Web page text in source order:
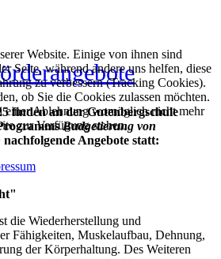
finden an der Gutenbergschule
Budgetierung von
nachfolgende Angebote statt:
die Wiederherstellung und
Fähigkeiten, Muskelaufbau, Dehnung,
der Körperhaltung. Des Weiteren
Website. Einige von ihnen sind
Seite, während andere uns helfen, diese
zu verbessern (Tracking Cookies).
ob Sie die Cookies zulassen möchten.
einer Ablehnung womöglich nicht mehr
zur Verfügung stehen.